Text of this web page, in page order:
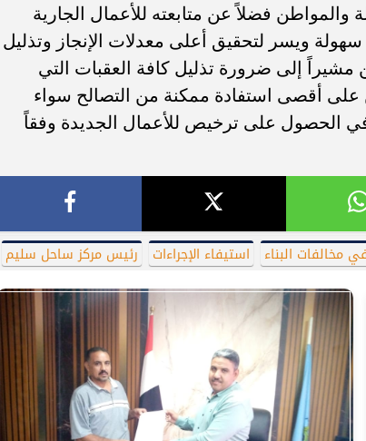
والمواطن فضلاً عن متابعته للأعمال الجارية
ويسر لتحقيق أعلى معدلات الإنجاز وتذليل
إلى ضرورة تذليل كافة العقبات التي
على أقصى استفادة ممكنة من التصالح سواء
في الحصول على ترخيص للأعمال الجديدة وفقاً
مخالفات البناء استيفاء الإجراءات رئيس مركز ساحل سليم